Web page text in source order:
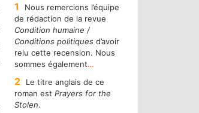
1
Nous remercions l’équipe
de rédaction de la revue
Condition humaine /
Conditions politiquesd’avoir
relu cette recension. Nous
sommes également…
2
Le titre anglais de ce
roman est Prayers for the
Stolen.